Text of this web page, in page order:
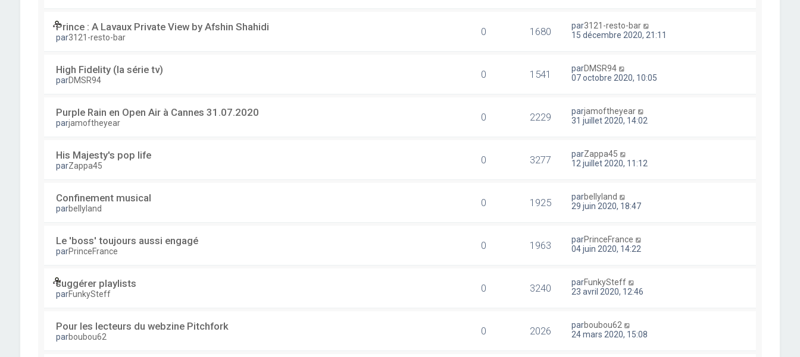
Prince : A Lavaux Private View by Afshin Shahidi
par3121-resto-bar 0 1680 par3121-resto-bar
15 décembre 2020, 21:11
High Fidelity (la série tv)
parDMSR94 0 1541 parDMSR94
07 octobre 2020, 10:05
Purple Rain en Open Air à Cannes 31.07.2020
parjamoftheyear 0 2229 parjamoftheyear
31 juillet 2020, 14:02
His Majesty's pop life
parZappa45 0 3277 parZappa45
12 juillet 2020, 11:12
Confinement musical
parbellyland 0 1925 parbellyland
29 juin 2020, 18:47
Le 'boss' toujours aussi engagé
parPrinceFrance 0 1963 parPrinceFrance
04 juin 2020, 14:22
suggérer playlists
parFunkySteff 0 3240 parFunkySteff
23 avril 2020, 12:46
Pour les lecteurs du webzine Pitchfork
parboubou62 0 2026 parboubou62
24 mars 2020, 15:08